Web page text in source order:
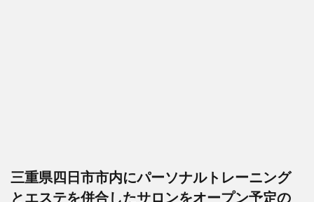
三重県四日市市内にパーソナルトレーニング
とエステを併合したサロンをオープン予定の